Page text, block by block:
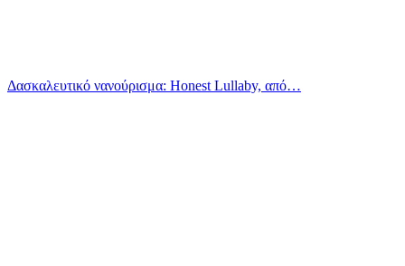
Δασκαλευτικό νανούρισμα: Honest Lullaby, από…